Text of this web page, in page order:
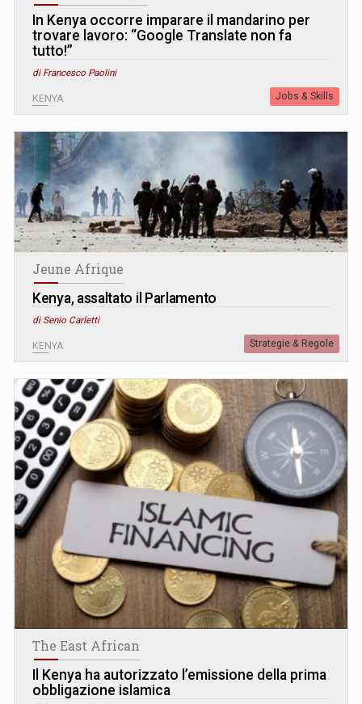
In Kenya occorre imparare il mandarino per
trovare lavoro: “Google Translate non fa
tutto!”
di Francesco Paolini
KENYA Jobs & Skills
Jeune Afrique
Kenya, assaltato il Parlamento
di Senio Carletti
KENYA Strategie & Regole
The East African
Il Kenya ha autorizzato l’emissione della prima
obbligazione islamica